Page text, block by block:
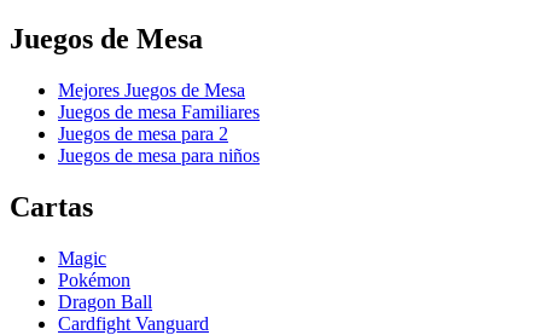
Juegos de Mesa
Mejores Juegos de Mesa
Juegos de mesa Familiares
Juegos de mesa para 2
Juegos de mesa para niños
Cartas
Magic
Pokémon
Dragon Ball
Cardfight Vanguard